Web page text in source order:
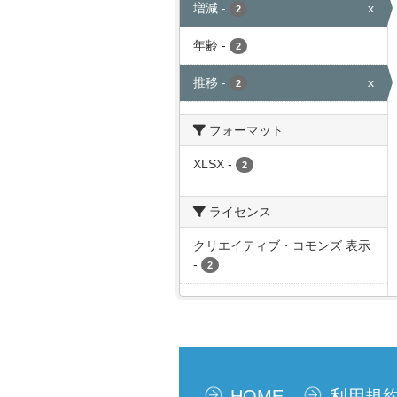
増減 - 2 x
年齢 - 2
推移 - 2 x
フォーマット
XLSX - 2
ライセンス
クリエイティブ・コモンズ 表示
-
2